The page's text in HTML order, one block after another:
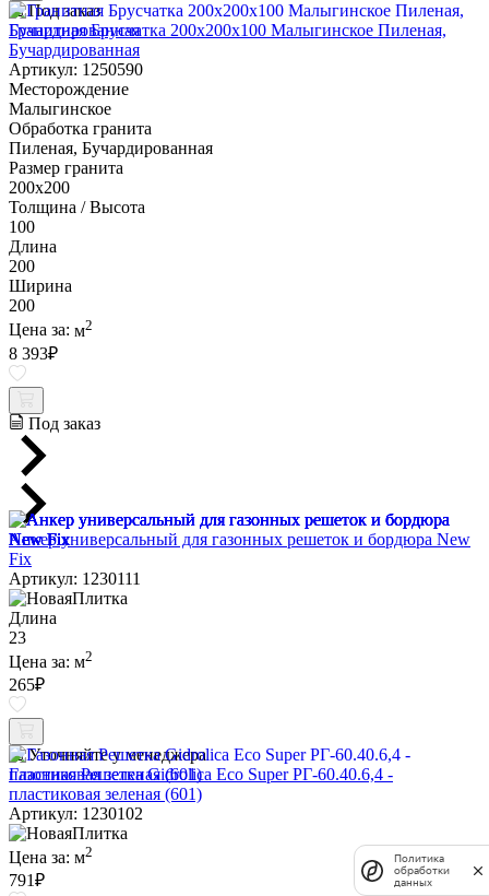
Под заказ
Гранитная Брусчатка 200х200x100 Малыгинское Пиленая,
Бучардированная
Артикул: 1250590
Месторождение
Малыгинское
Обработка гранита
Пиленая, Бучардированная
Размер гранита
200х200
Толщина / Высота
100
Длина
200
Ширина
200
Цена за: м2
8 393₽
Под заказ
Анкер универсальный для газонных решеток и бордюра New
Fix
Артикул: 1230111
Длина
23
Цена за: м2
265₽
Уточняйте у менеджера
Газонная Решетка Gidrolica Eco Super РГ-60.40.6,4 -
пластиковая зеленая (601)
Артикул: 1230102
Цена за: м2
791₽
Политика
обработки
данных